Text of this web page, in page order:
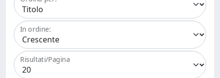
In ordine:
Risultati/Pagina